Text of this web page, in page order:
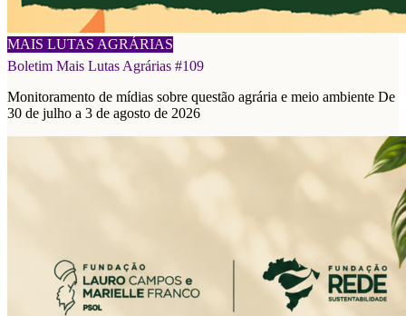
MAIS LUTAS AGRÁRIAS
08/08/2026
Boletim Mais Lutas Agrárias #109
Monitoramento de mídias sobre questão agrária e meio ambiente De
30 de julho a 3 de agosto de 2026